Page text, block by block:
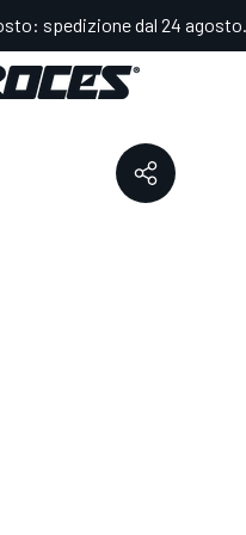
spedizione dal 24 agosto.